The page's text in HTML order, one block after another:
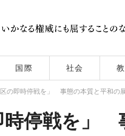
国際 社会
区の即時停戦を」 事態の本質と平和
時停戦を」